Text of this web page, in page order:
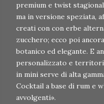
premium e twist
ma in versione speziata,
creati con con erbe
zucchero; ecco poi
botanico ed elegante. E
personalizzato e
in mini serve di alta
Cocktail a base di rum e
avvolgenti».